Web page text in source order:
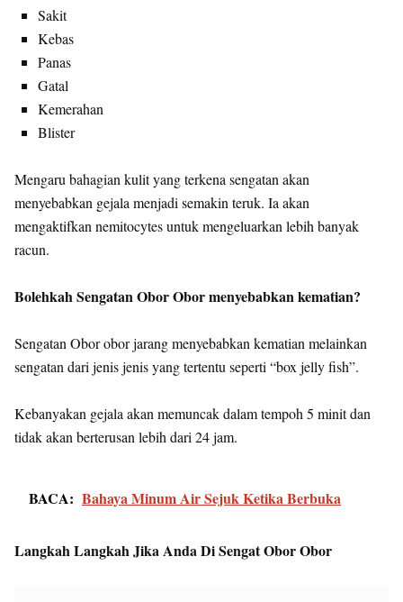
Sakit
Kebas
Panas
Gatal
Kemerahan
Blister
Mengaru bahagian kulit yang terkena sengatan akan
menyebabkan gejala menjadi semakin teruk. Ia akan
mengaktifkan nemitocytes untuk mengeluarkan lebih banyak
racun.
Bolehkah Sengatan Obor Obor menyebabkan kematian?
Sengatan Obor obor jarang menyebabkan kematian melainkan
sengatan dari jenis jenis yang tertentu seperti “box jelly fish”.
Kebanyakan gejala akan memuncak dalam tempoh 5 minit dan
tidak akan berterusan lebih dari 24 jam.
BACA: Bahaya Minum Air Sejuk Ketika Berbuka
Langkah Langkah Jika Anda Di Sengat Obor Obor